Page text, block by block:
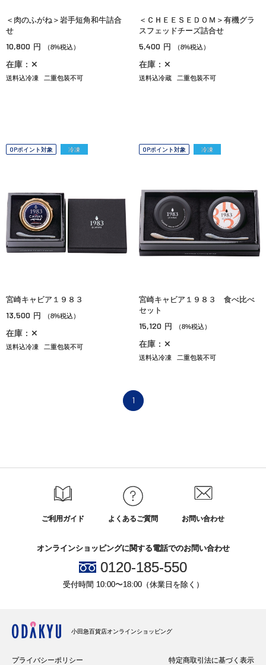
＜肉のふがね＞岩手短角和牛詰合
せ
10,800 円 （8%税込）
在庫：✕
送料込冷凍 二重包装不可
＜ＣＨＥＥＳＥＤＯＭ＞有機グラ
スフェッドチーズ詰合せ
5,400 円 （8%税込）
在庫：✕
送料込冷蔵 二重包装不可
OPポイント対象 冷凍
宮崎キャビア１９８３
13,500 円 （8%税込）
在庫：✕
送料込冷凍 二重包装不可
OPポイント対象 冷凍
宮崎キャビア１９８３ 食べ比べ
セット
15,120 円 （8%税込）
在庫：✕
送料込冷凍 二重包装不可
1
ご利用ガイド よくあるご質問 お問い合わせ
オンラインショッピングに関する電話でのお問い合わせ
0120-185-550
受付時間 10:00〜18:00（休業日を除く）
小田急百貨店オンラインショッピング
プライバシーポリシー 特定商取引法に基づく表示